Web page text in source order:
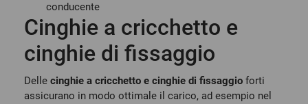
conducente
Cinghie a cricchetto e
cinghie di fissaggio
Delle cinghie a cricchetto e cinghie di fissaggio forti
assicurano in modo ottimale il carico, ad esempio nel